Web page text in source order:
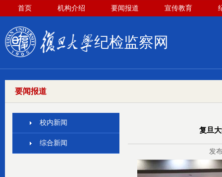
首页 机构介绍 要闻报道 宣传教育
纪检监察网
要闻报道
校内新闻
综合新闻
复旦
发